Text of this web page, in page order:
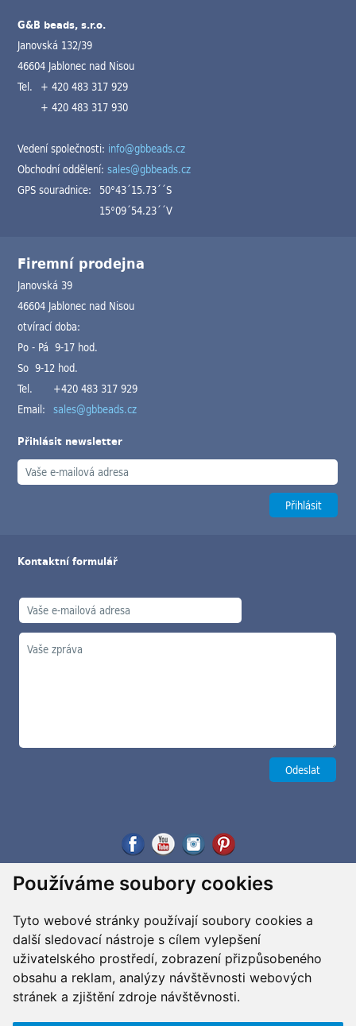
Používáme soubory cookies
Tyto webové stránky používají soubory cookies a
další sledovací nástroje s cílem vylepšení
uživatelského prostředí, zobrazení přizpůsobeného
obsahu a reklam, analýzy návštěvnosti webových
stránek a zjištění zdroje návštěvnosti.
G&B beads, s.r.o.
Janovská 132/39
46604 Jablonec nad Nisou
Tel. + 420 483 317 929
+ 420 483 317 930
Vedení společnosti: info@gbbeads.cz
Obchodní oddělení:sales@gbbeads.cz
GPS souradnice: 50°43´15.73´´S
15°09´54.23´´V
Firemní prodejna
Janovská 39
46604 Jablonec nad Nisou
otvírací doba:
Po - Pá 9-17 hod.
So 9-12 hod.
Tel.
+420 483 317 929
Email: sales@gbbeads.cz
Přihlásit newsletter
Kontaktní formulář